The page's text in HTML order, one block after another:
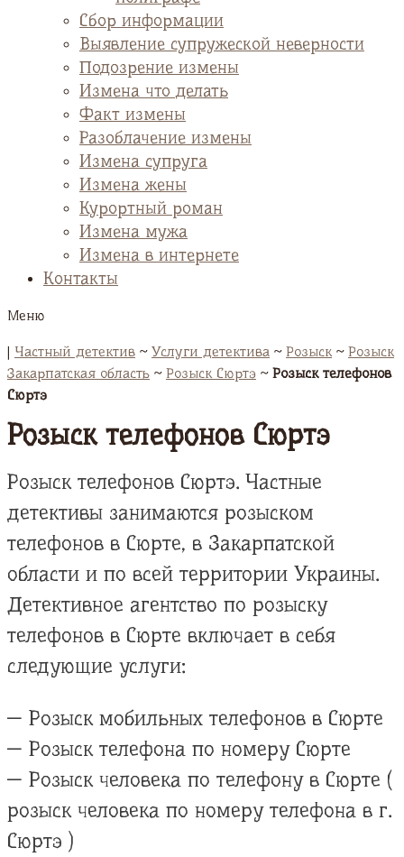
Сбор информации
Выявление супружеской неверности
Подозрение измены
Измена что делать
Факт измены
Разоблачение измены
Измена супруга
Измена жены
Курортный роман
Измена мужа
Измена в интернете
Контакты
Меню
| Частный детектив ~ Услуги детектива ~ Розыск~ Розыск
Закарпатская область ~ Розыск Сюртэ ~ Розыск телефонов
Сюртэ
Розыск телефонов Сюртэ
Розыск телефонов Сюртэ. Частные
детективы занимаются розыском
телефонов в Сюрте, в Закарпатской
области и по всей территории Украины.
Детективное агентство по розыску
телефонов в Сюрте включает в себя
следующие услуги:
— Розыск мобильных телефонов в Сюрте
— Розыск телефона по номеру Сюрте
— Розыск человека по телефону в Сюрте (
розыск человека по номеру телефона в г.
Сюртэ )